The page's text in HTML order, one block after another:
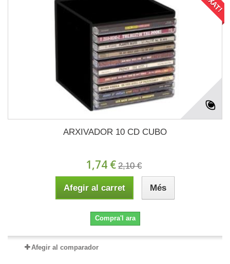
ARXIVADOR 10 CD CUBO
1,74 € 2,10 €
Afegir al carret Més
Compra'l ara
Afegir al comparador